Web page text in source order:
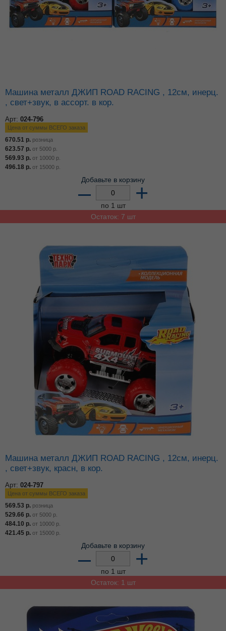
Машина металл ДЖИП ROAD RACING , 12см, инерц.
, свет+звук, в ассорт. в кор.
Арт: 024-796
Цена от суммы ВСЕГО заказа
670.51 р. розница
623.57 р. от 5000 р.
569.93 р. от 10000 р.
496.18 р. от 15000 р.
Добавьте в корзину
– +
по 1 шт
Остаток: 7 шт
Машина металл ДЖИП ROAD RACING , 12см, инерц.
, свет+звук, красн, в кор.
Арт: 024-797
Цена от суммы ВСЕГО заказа
569.53 р. розница
529.66 р. от 5000 р.
484.10 р. от 10000 р.
421.45 р. от 15000 р.
Добавьте в корзину
– +
по 1 шт
Остаток: 1 шт